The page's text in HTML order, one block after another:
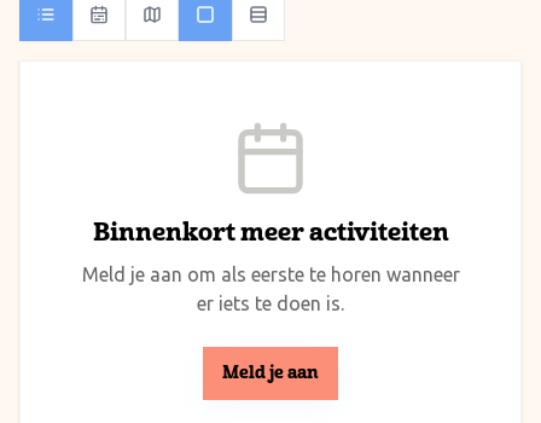
Binnenkort meer activiteiten
Meld je aan om als eerste te horen wanneer
er iets te doen is.
Meld je aan